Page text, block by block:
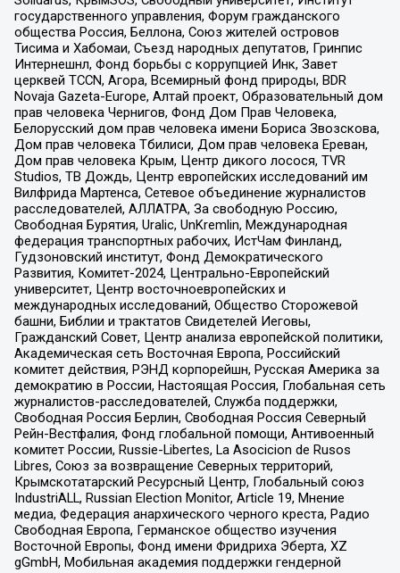
государственного управления, Форум гражданского
общества Россия, Беллона, Союз жителей островов
Тисима и Хабомаи, Съезд народных депутатов, Гринпис
Интернешнл, Фонд борьбы с коррупцией Инк, Завет
церквей TCCN, Агора, Всемирный фонд природы, BDR
Novaja Gazeta-Europe, Алтай проект, Образовательный дом
прав человека Чернигов, Фонд Дом Прав Человека,
Белорусский дом прав человека имени Бориса Звозскова,
Дом прав человека Тбилиси, Дом прав человека Ереван,
Дом прав человека Крым, Центр дикого лосося, TVR
Studios, ТВ Дождь, Центр европейских исследований им
Вилфрида Мартенса, Сетевое объединение журналистов
расследователей, АЛЛАТРА, За свободную Россию,
Свободная Бурятия, Uralic, UnKremlin, Международная
федерация транспортных рабочих, ИстЧам Финланд,
Гудзоновский институт, Фонд Демократического
Развития, Комитет-2024, Центрально-Европейский
университет, Центр восточноевропейских и
международных исследований, Общество Сторожевой
башни, Библии и трактатов Свидетелей Иеговы,
Гражданский Совет, Центр анализа европейской политики,
Академическая сеть Восточная Европа, Российский
комитет действия, РЭНД корпорейшн, Русская Америка за
демократию в России, Настоящая Россия, Глобальная сеть
журналистов-расследователей, Служба поддержки,
Свободная Россия Берлин, Свободная Россия Северный
Рейн-Вестфалия, Фонд глобальной помощи, Антивоенный
комитет России, Russie-Libertes, La Asocicion de Rusos
Libres, Союз за возвращение Северных территорий,
Крымскотатарский Ресурсный Центр, Глобальный союз
IndustriALL, Russian Election Monitor, Article 19, Мнение
медиа, Федерация анархического черного креста, Радио
Свободная Европа, Германское общество изучения
Восточной Европы, Фонд имени Фридриха Эберта, XZ
gGmbH, Мобильная академия поддержки гендерной